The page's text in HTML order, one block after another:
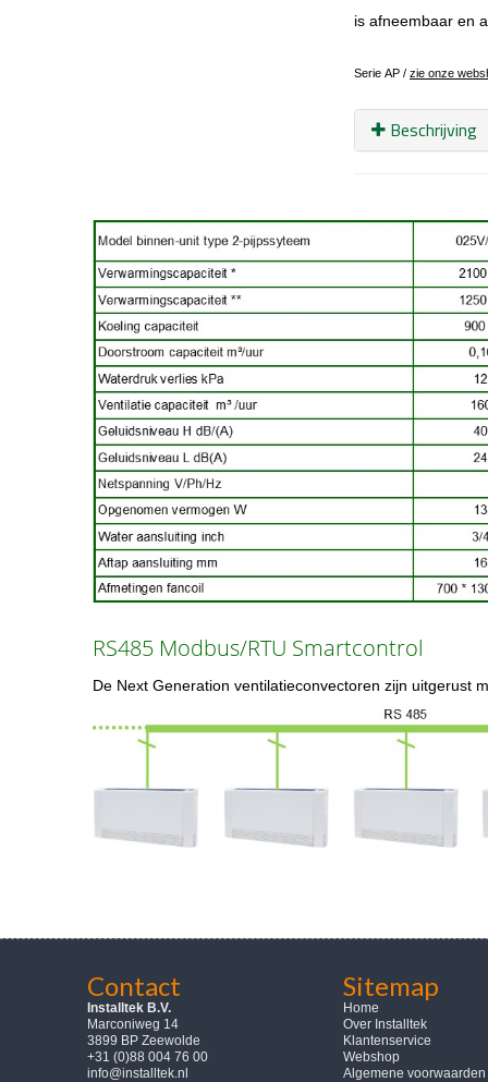
is afneembaar en
Serie AP / zie onze
Beschrijving
RS485 Modbus/RTU Smartcontrol
De Next Generation ventilatieconvectoren zijn uitgerust
Contact
Installtek B.V.
Marconiweg 14
3899 BP Zeewolde
+31 (0)88 004 76 00
info@installtek.nl
Sitemap
Home
Over Installtek
Klantenservice
Webshop
Algemene voorwaarden